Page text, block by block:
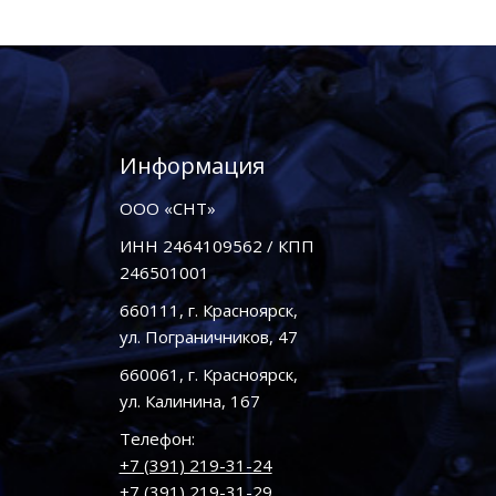
Информация
ООО «СНТ»
ИНН 2464109562 / КПП
246501001
660111, г. Красноярск,
ул. Пограничников, 47
660061, г. Красноярск,
ул. Калинина, 167
Телефон:
+7 (391) 219-31-24
+7 (391) 219-31-29